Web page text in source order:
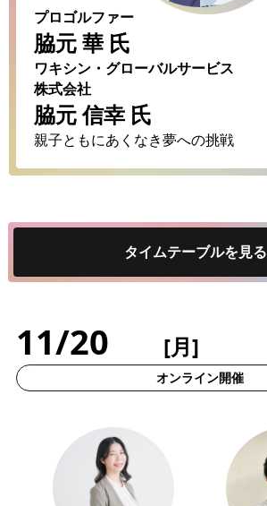
プロゴルファー
脇元 華 氏
ワキシン・グローバルサービス
株式会社
脇元 信幸 氏
親子ともにあくなき夢への挑戦
タイムテーブルを見る
11/20 [月]
オンライン開催